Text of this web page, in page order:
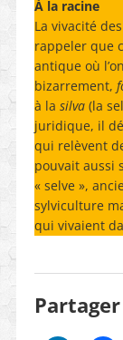
À la racine
La vivacité
rappeler que
antique où
bizarrement,
à la silva(la
juridique, il
qui relèvent
pouvait aussi
« selve »,
sylviculture
qui vivaient
Partager